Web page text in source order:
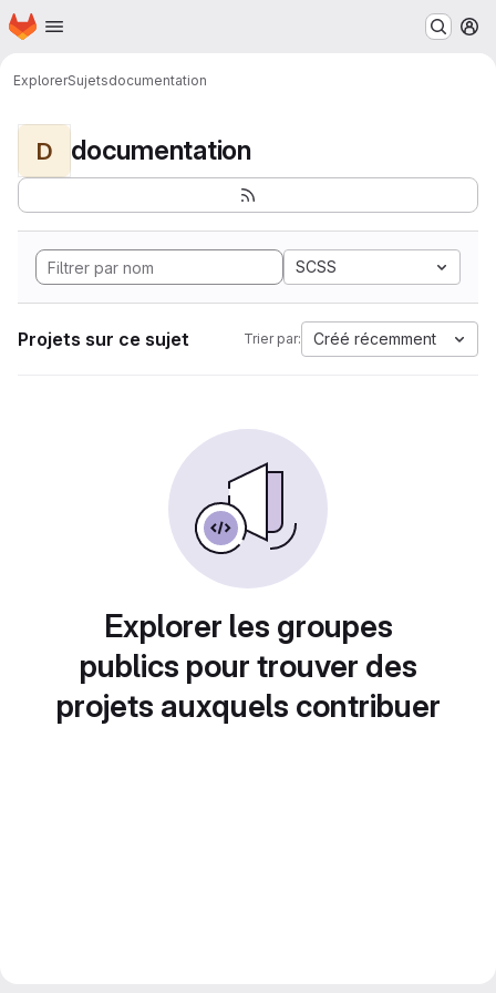
Passer au contenu principal
Page d'accueil
ExplorerSujetsdocumentation
D documentation
SCSS
Projets sur ce sujet Trier par: Créé récemment
Explorer les groupes
publics pour trouver des
projets auxquels contribuer